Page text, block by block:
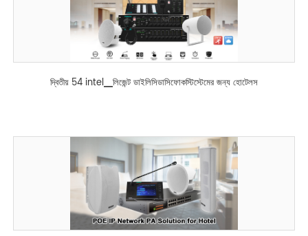
দ্বিতীয় 54 intel▁লিজেন্ট ডাইলিসিডাসিফোকস্টিস্টেমের জন্য হোটেলস